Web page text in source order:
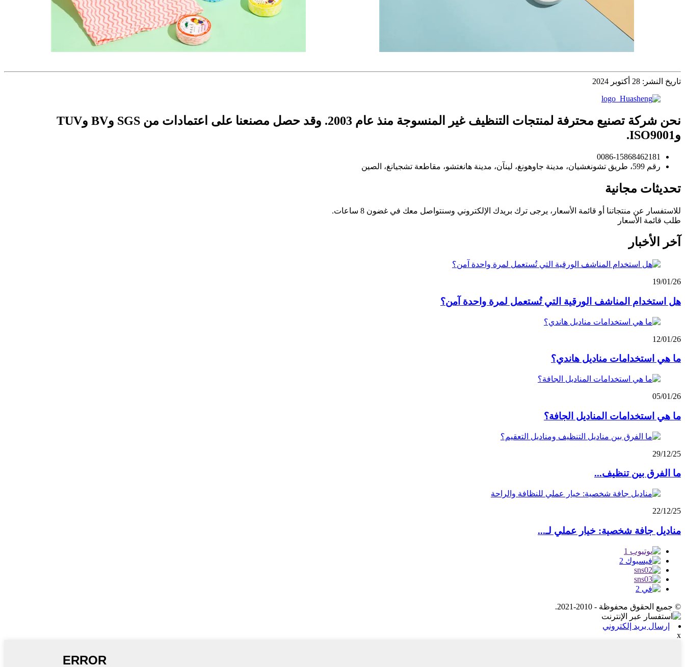
تاريخ النشر: 28 أكتوبر 2024
نحن شركة تصنيع محترفة لمنتجات التنظيف غير المنسوجة منذ عام 2003. وقد حصل مصنعنا على اعتمادات من SGS وBV وTUV
وISO9001.
0086-15868462181
رقم 599، طريق تشونغشيان، مدينة جاوهونغ، لينآن، مدينة هانغتشو، مقاطعة تشجيانغ، الصين
تحديثات مجانية
للاستفسار عن منتجاتنا أو قائمة الأسعار، يرجى ترك بريدك الإلكتروني وسنتواصل معك في غضون 8 ساعات.
طلب قائمة الأسعار
آخر الأخبار
19/01/26
هل استخدام المناشف الورقية التي تُستعمل لمرة واحدة آمن؟
12/01/26
ما هي استخدامات مناديل هاندي؟
05/01/26
ما هي استخدامات المناديل الجافة؟
29/12/25
ما الفرق بين تنظيف...
22/12/25
مناديل جافة شخصية: خيار عملي لـ...
© جميع الحقوق محفوظة - 2010-2021.
إرسال بريد إلكتروني
x